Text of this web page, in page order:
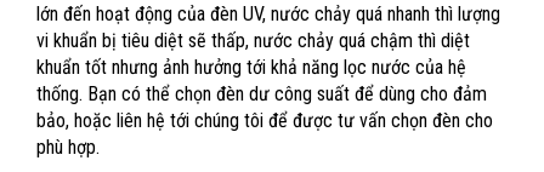
lớn đến hoạt động của đèn UV, nước chảy quá nhanh thì lượng
vi khuẩn bị tiêu diệt sẽ thấp, nước chảy quá chậm thì diệt
khuẩn tốt nhưng ảnh hưởng tới khả năng lọc nước của hệ
thống. Bạn có thể chọn đèn dư công suất để dùng cho đảm
bảo, hoặc liên hệ tới chúng tôi để được tư vấn chọn đèn cho
phù hợp.